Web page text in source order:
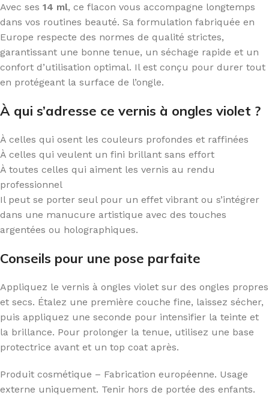
Avec ses 14 ml, ce flacon vous accompagne longtemps
dans vos routines beauté. Sa formulation fabriquée en
Europe respecte des normes de qualité strictes,
garantissant une bonne tenue, un séchage rapide et un
confort d’utilisation optimal. Il est conçu pour durer tout
en protégeant la surface de l’ongle.
À qui s’adresse ce vernis à ongles violet ?
À celles qui osent les couleurs profondes et raffinées
À celles qui veulent un fini brillant sans effort
À toutes celles qui aiment les vernis au rendu
professionnel
Il peut se porter seul pour un effet vibrant ou s’intégrer
dans une manucure artistique avec des touches
argentées ou holographiques.
Conseils pour une pose parfaite
Appliquez le vernis à ongles violet sur des ongles propres
et secs. Étalez une première couche fine, laissez sécher,
puis appliquez une seconde pour intensifier la teinte et
la brillance. Pour prolonger la tenue, utilisez une base
protectrice avant et un top coat après.
Produit cosmétique – Fabrication européenne. Usage
externe uniquement. Tenir hors de portée des enfants.